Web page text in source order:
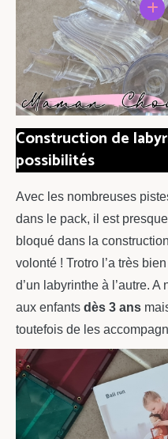
Construction de
possibilités
Avec les nombreuses
dans le pack, il est
bloqué dans la
volonté ! Trotro l’a très
d’un labyrinthe à l’autre.
aux enfants dès 3 ans
toutefois de les